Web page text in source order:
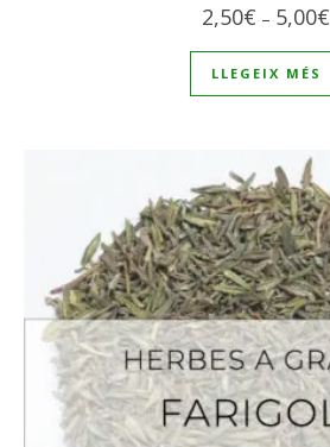
2,50€ – 5,00€
LLEGEIX MÉS